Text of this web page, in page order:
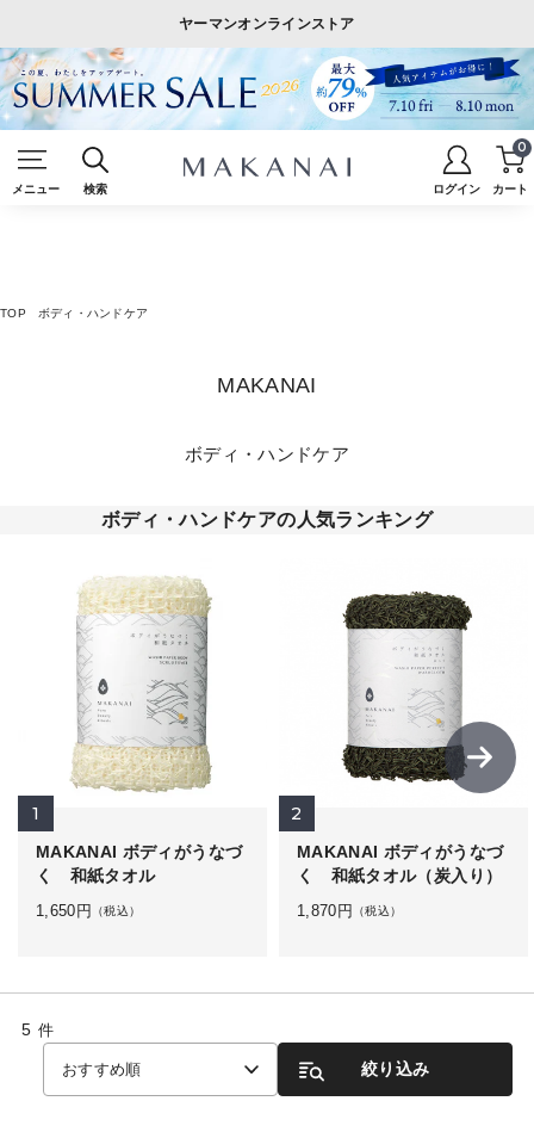
ヤーマンオンラインストア
メニュー 検索 ログイン カート
0
TOP ボディ・ハンドケア
MAKANAI
ボディ・ハンドケア
ボディ・ハンドケアの人気ランキング
1
MAKANAI ボディがうなづ
く 和紙タオル
1,650円 （税込）
2
MAKANAI ボディがうなづ
く 和紙タオル（炭入り）
1,870円 （税込）
5 件
おすすめ順 絞り込み